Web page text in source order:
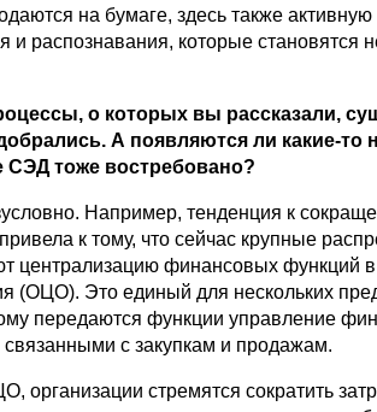
на бумаге, здесь также активную
и распознавания, которые
о которых вы рассказали,
А появляются ли какие-то
СЭД тоже востребовано?
Например, тенденция к
к тому, что сейчас крупные
централизацию финансовых функций
(ОЦО). Это единый для нескольких
передаются функции управление
с закупкам и продажам.
организации стремятся сократить